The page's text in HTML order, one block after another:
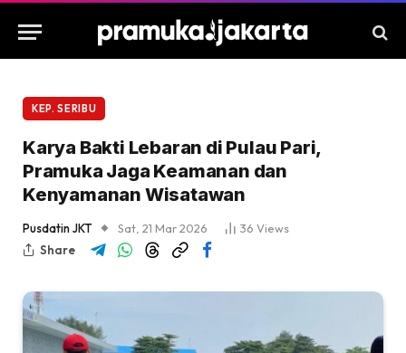
KEP. SERIBU
Karya Bakti Lebaran di Pulau Pari,
Pramuka Jaga Keamanan dan
Kenyamanan Wisatawan
Pusdatin JKT Sat, 21 Mar 2026 36 Views
Share